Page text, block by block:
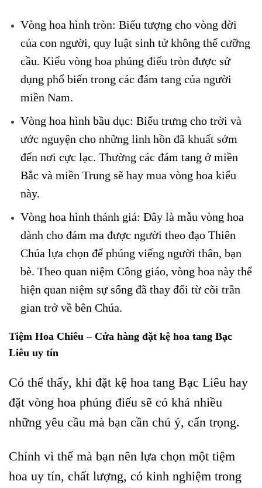
Vòng hoa hình tròn: Biểu tượng cho vòng đời
của con người, quy luật sinh tử không thể cưỡng
cầu. Kiểu vòng hoa phúng điếu tròn được sử
dụng phổ biến trong các đám tang của người
miền Nam.
Vòng hoa hình bầu dục: Biểu trưng cho trời và
ước nguyện cho những linh hồn đã khuất sớm
đến nơi cực lạc. Thường các đám tang ở miền
Bắc và miền Trung sẽ hay mua vòng hoa kiểu
này.
Vòng hoa hình thánh giá: Đây là mẫu vòng hoa
dành cho đám ma được người theo đạo Thiên
Chúa lựa chọn để phúng viếng người thân, bạn
bè. Theo quan niệm Công giáo, vòng hoa này thể
hiện quan niệm sự sống đã thay đổi từ cõi trần
gian trở về bên Chúa.
Tiệm Hoa Chiêu – Cửa hàng đặt kệ hoa tang Bạc
Liêu uy tín
Có thể thấy, khi đặt kệ hoa tang Bạc Liêu hay
đặt vòng hoa phúng điếu sẽ có khá nhiều
những yêu cầu mà bạn cần chú ý, cẩn trọng.
Chính vì thế mà bạn nên lựa chọn một tiệm
hoa uy tín, chất lượng, có kinh nghiệm trong